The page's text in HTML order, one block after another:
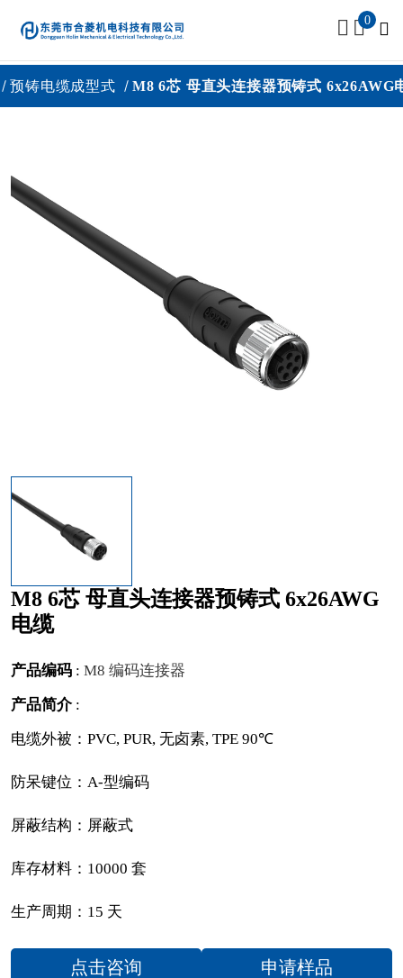
0
预铸电缆成型式 M8 6芯 母直头连接器预铸式
M8 6芯 母直头连接器预铸式 6x26AWG
电缆
产品编码 : M8 编码连接器
产品简介:
电缆外被：PVC, PUR, 无卤素, TPE 90℃
防呆键位：A-型编码
屏蔽结构：屏蔽式
库存材料：10000 套
生产周期：15 天
点击咨询 申请样品